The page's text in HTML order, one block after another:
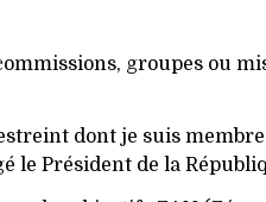
groupes ou
dont je suis
le Président de la